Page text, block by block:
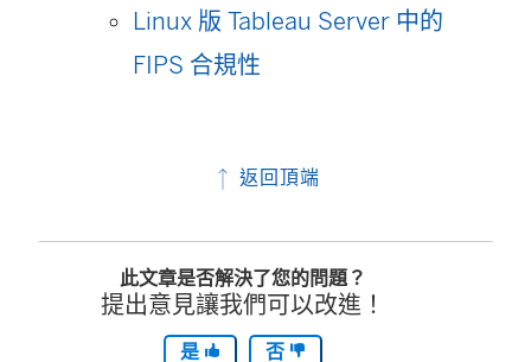
Linux 版 Tableau Server 中的
FIPS 合規性
返回頂端
此文章是否解決了您的問題？
提出意見讓我們可以改進！
是 否